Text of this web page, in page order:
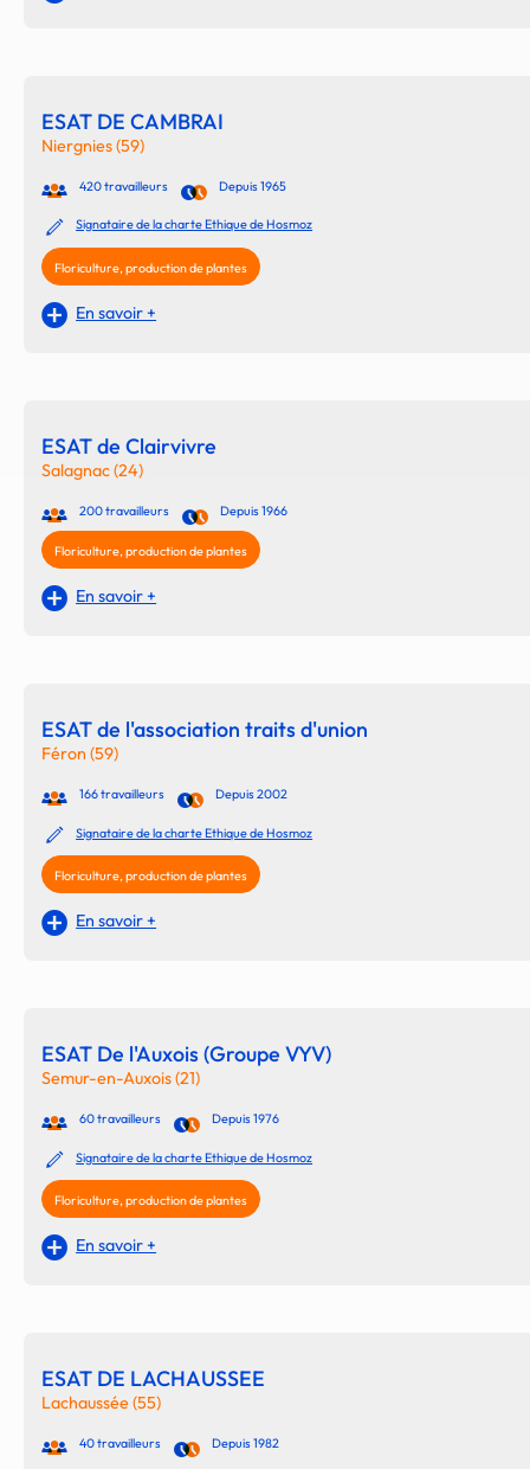
ESAT DE CAMBRAI
Niergnies (59)
420 travailleurs Depuis 1965
Signataire de la charte Ethique de Hosmoz
Floriculture, production de plantes
En savoir +
ESAT de Clairvivre
Salagnac (24)
200 travailleurs Depuis 1966
Floriculture, production de plantes
En savoir +
ESAT de l'association traits d'union
Féron (59)
166 travailleurs Depuis 2002
Signataire de la charte Ethique de Hosmoz
Floriculture, production de plantes
En savoir +
ESAT De l'Auxois (Groupe VYV)
Semur-en-Auxois (21)
60 travailleurs Depuis 1976
Signataire de la charte Ethique de Hosmoz
Floriculture, production de plantes
En savoir +
ESAT DE LACHAUSSEE
Lachaussée (55)
40 travailleurs Depuis 1982